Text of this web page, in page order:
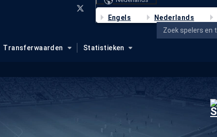
Engels Nederlands
Transferwaarden Statistieken